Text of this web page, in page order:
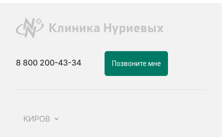
8 800 200-43-34 Позвоните мне
КИРОВ